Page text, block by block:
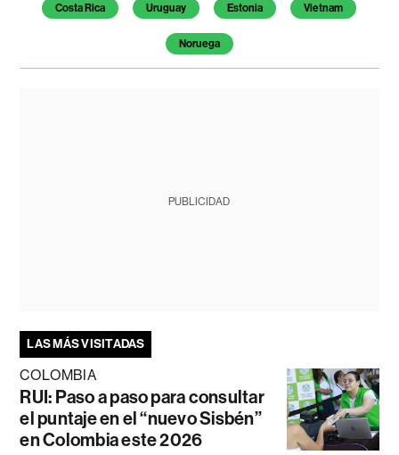
Costa Rica Uruguay Estonia Vietnam
Noruega
PUBLICIDAD
LAS MÁS VISITADAS
COLOMBIA
RUI: Paso a paso para consultar
el puntaje en el “nuevo Sisbén”
en Colombia este 2026